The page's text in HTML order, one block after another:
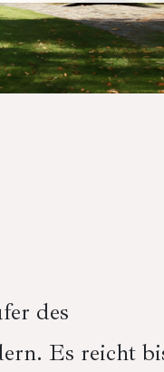
des
Es reicht